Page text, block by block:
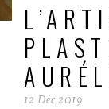
12 Déc 2019